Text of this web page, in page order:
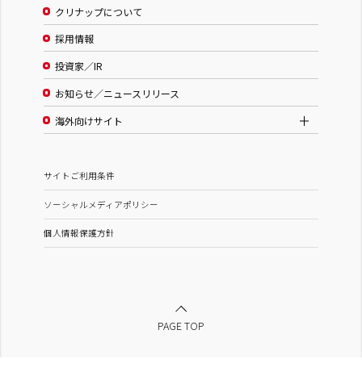
クリナップについて
採用情報
投資家／IR
お知らせ／ニュースリリース
海外向けサイト
サイトご利用条件
ソーシャルメディアポリシー
個人情報保護方針
PAGE TOP